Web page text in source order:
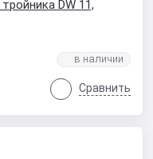
DW 11,
Сравнить